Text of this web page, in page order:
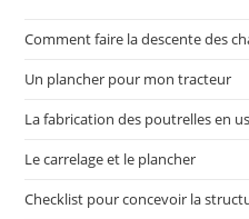
Comment faire la descente des
Un plancher pour mon tracteur
La fabrication des poutrelles en
Le carrelage et le plancher
Checklist pour concevoir la